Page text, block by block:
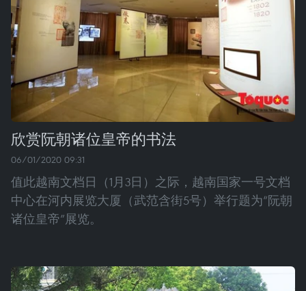
欣赏阮朝诸位皇帝的书法
06/01/2020 09:31
值此越南文档日（1月3日）之际，越南国家一号文档
中心在河内展览大厦（武范含街5号）举行题为“阮朝
诸位皇帝”展览。